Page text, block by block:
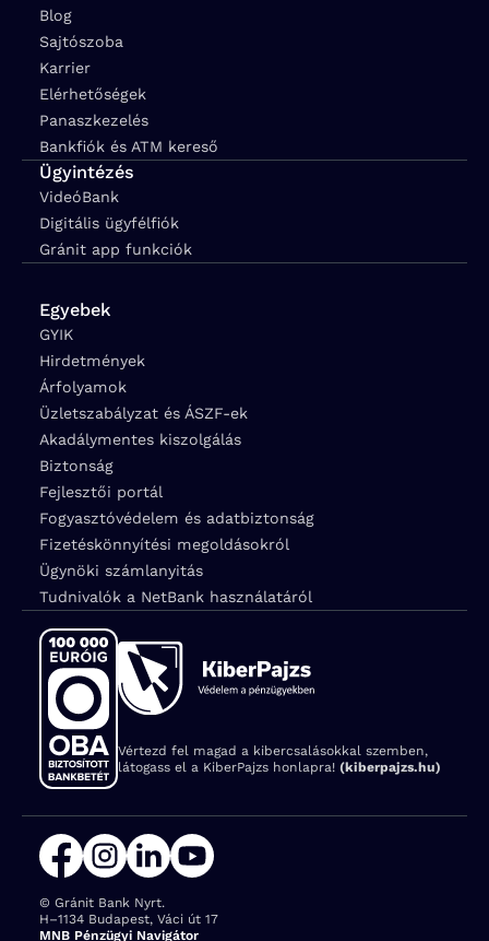
Blog
Sajtószoba
Karrier
Elérhetőségek
Panaszkezelés
Bankfiók és ATM kereső
Ügyintézés
VideóBank
Digitális ügyfélfiók
Gránit app funkciók
Egyebek
GYIK
Hirdetmények
Árfolyamok
Üzletszabályzat és ÁSZF-ek
Akadálymentes kiszolgálás
Biztonság
Fejlesztői portál
Fogyasztóvédelem és adatbiztonság
Fizetéskönnyítési megoldásokról
Ügynöki számlanyitás
Tudnivalók a NetBank használatáról
Vértezd fel magad a kibercsalásokkal szemben,
látogass el a KiberPajzs honlapra! (kiberpajzs.hu)
© Gránit Bank Nyrt.
Cím:
H–1134 Budapest, Váci út 17
MNB Pénzügyi Navigátor